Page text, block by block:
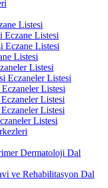
Listesi
Eczane Listesi
Eczane Listesi
Listesi
Listesi
Eczaneler Listesi
Listesi
Listesi
Listesi
Listesi
Dermatoloji Dal
ve Rehabilitasyon Dal